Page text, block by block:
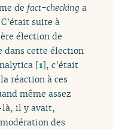
de fact-checking a
suite à
élection de
dans cette élection
[1], c’était
réaction à ces
même assez
là, il y avait,
des